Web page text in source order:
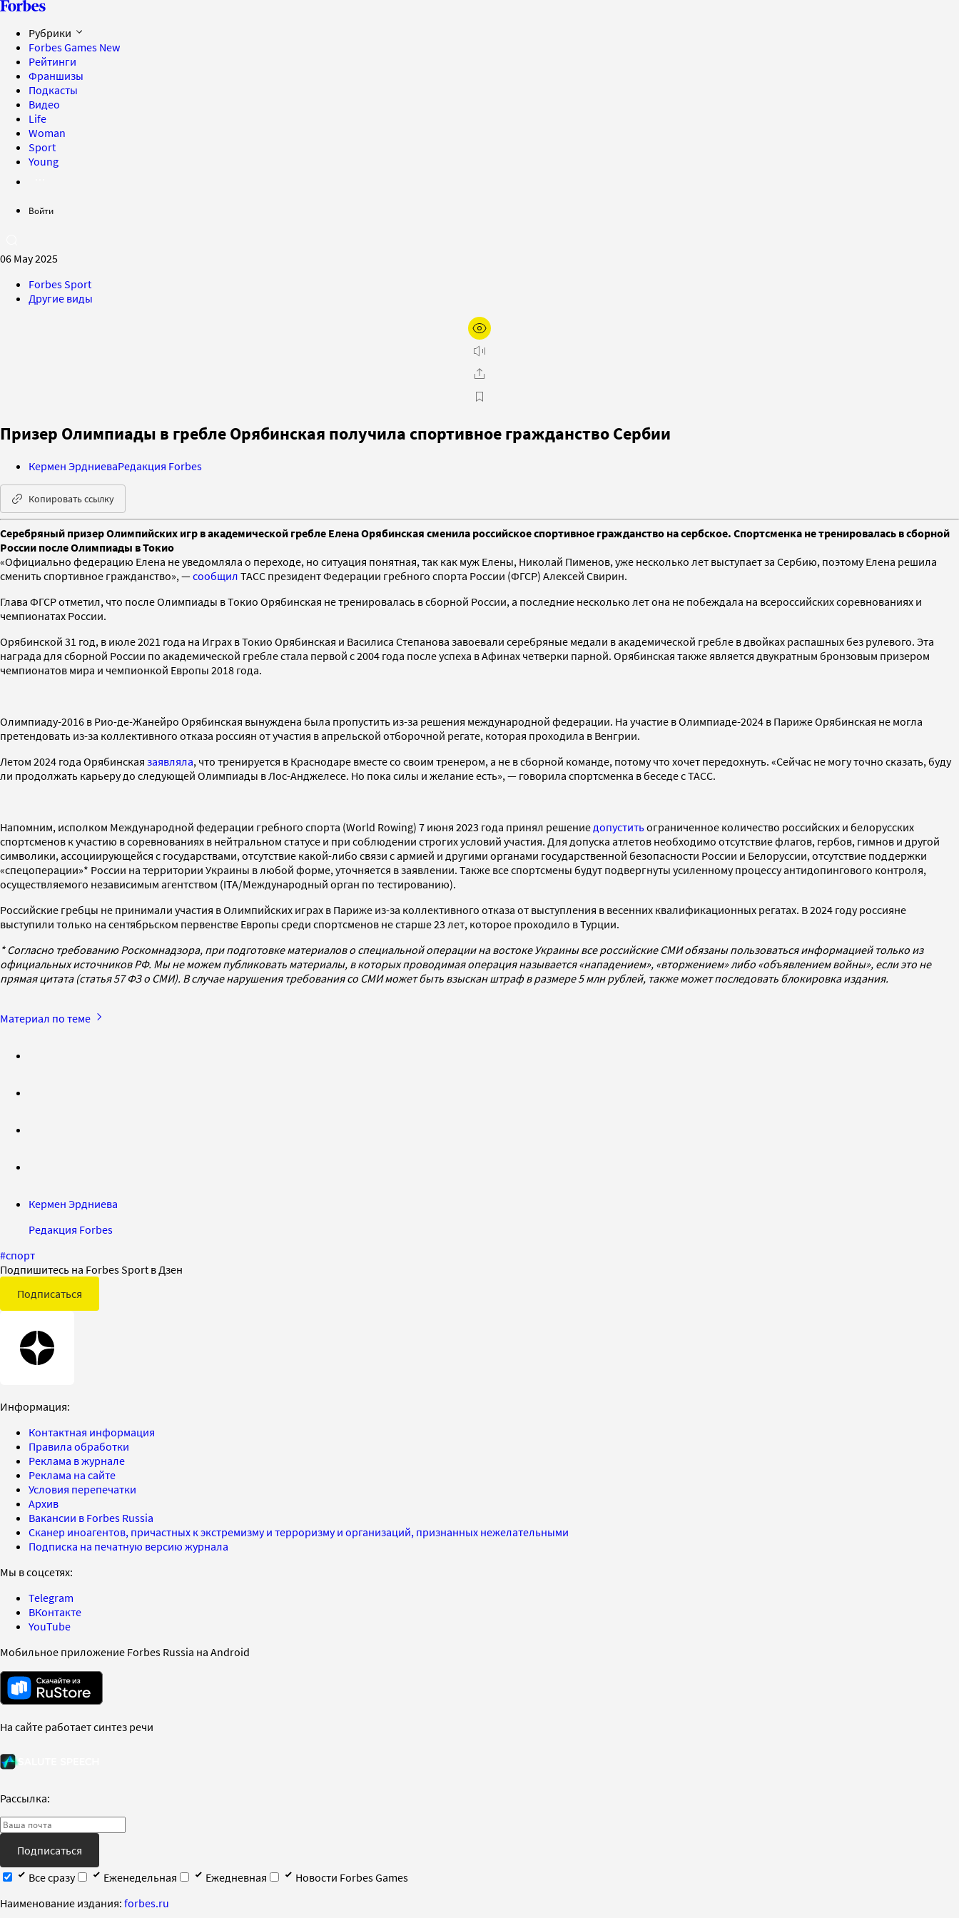
Рубрики
Forbes Games New
Рейтинги
Франшизы
Подкасты
Видео
Life
Woman
Sport
Young
Войти
06 May 2025
Forbes Sport
Другие виды
Призер Олимпиады в гребле Орябинская получила спортивное гражданство Сербии
Кермен ЭрдниеваРедакция Forbes
Копировать ссылку
Серебряный призер Олимпийских игр в академической гребле Елена Орябинская сменила российское спортивное гражданство на сербское. Спортсменка не тренировалась в сборной
России после Олимпиады в Токио
«Официально федерацию Елена не уведомляла о переходе, но ситуация понятная, так как муж Елены, Николай Пименов, уже несколько лет выступает за Сербию, поэтому Елена решила
сменить спортивное гражданство», —сообщил ТАСС президент Федерации гребного спорта России (ФГСР) Алексей Свирин.
Глава ФГСР отметил, что после Олимпиады в Токио Орябинская не тренировалась в сборной России, а последние несколько лет она не побеждала на всероссийских соревнованиях и
чемпионатах России.
Орябинской 31 год, в июле 2021 года на Играх в Токио Орябинская и Василиса Степанова завоевали серебряные медали в академической гребле в двойках распашных без рулевого. Эта
награда для сборной России по академической гребле стала первой с 2004 года после успеха в Афинах четверки парной. Орябинская также является двукратным бронзовым призером
чемпионатов мира и чемпионкой Европы 2018 года.
Олимпиаду-2016 в Рио-де-Жанейро Орябинская вынуждена была пропустить из-за решения международной федерации. На участие в Олимпиаде-2024 в Париже Орябинская не могла
претендовать из-за коллективного отказа россиян от участия в апрельской отборочной регате, которая проходила в Венгрии.
Летом 2024 года Орябинская заявляла, что тренируется в Краснодаре вместе со своим тренером, а не в сборной команде, потому что хочет передохнуть. «Сейчас не могу точно сказать, буду
ли продолжать карьеру до следующей Олимпиады в Лос-Анджелесе. Но пока силы и желание есть», — говорила спортсменка в беседе с ТАСС.
Напомним, исполком Международной федерации гребного спорта (World Rowing) 7 июня 2023 года принял решение допуститьограниченное количество российских и белорусских
спортсменов к участию в соревнованиях в нейтральном статусе и при соблюдении строгих условий участия. Для допуска атлетов необходимо отсутствие флагов, гербов, гимнов и другой
символики, ассоциирующейся с государствами, отсутствие какой-либо связи с армией и другими органами государственной безопасности России и Белоруссии, отсутствие поддержки
«спецоперации»* России на территории Украины в любой форме, уточняется в заявлении. Также все спортсмены будут подвергнуты усиленному процессу антидопингового контроля,
осуществляемого независимым агентством (ITA/Международный орган по тестированию).
Российские гребцы не принимали участия в Олимпийских играх в Париже из-за коллективного отказа от выступления в весенних квалификационных регатах. В 2024 году россияне
выступили только на сентябрьском первенстве Европы среди спортсменов не старше 23 лет, которое проходило в Турции.
* Согласно требованию Роскомнадзора, при подготовке материалов о специальной операции на востоке Украины все российские СМИ обязаны пользоваться информацией только из
официальных источников РФ. Мы не можем публиковать материалы, в которых проводимая операция называется «нападением», «вторжением» либо «объявлением войны», если это не
прямая цитата (статья 57 ФЗ о СМИ). В случае нарушения требования со СМИ может быть взыскан штраф в размере 5 млн рублей, также может последовать блокировка издания.
Материал по теме
Кермен Эрдниева
Редакция Forbes
#спорт
Подпишитесь на Forbes Sport в Дзен
Подписаться
Информация:
Контактная информация
Правила обработки
Реклама в журнале
Реклама на сайте
Условия перепечатки
Архив
Вакансии в Forbes Russia
Сканер иноагентов, причастных к экстремизму и терроризму и организаций, признанных нежелательными
Подписка на печатную версию журнала
Мы в соцсетях:
Telegram
ВКонтакте
YouTube
Мобильное приложение Forbes Russia на Android
На сайте работает синтез речи
Рассылка:
Подписаться
Все сразу
Еженедельная Ежедневная
Новости Forbes Games
Наименование издания: forbes.ru